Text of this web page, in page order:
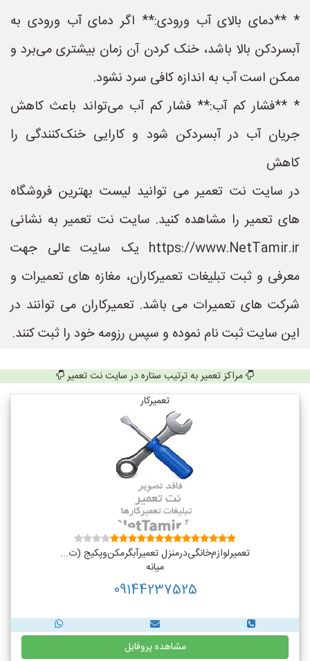
* **دمای بالای آب ورودی:** اگر دمای آب ورودی به
آبسردکن بالا باشد، خنک کردن آن زمان بیشتری می‌برد و
ممکن است آب به اندازه کافی سرد نشود.
* **فشار کم آب:** فشار کم آب می‌تواند باعث کاهش
جریان آب در آبسردکن شود و کارایی خنک‌کنندگی را
کاهش
در سایت نت تعمیر می توانید لیست بهترین فروشگاه
های تعمیر را مشاهده کنید. سایت نت تعمیر به نشانی
https://www.NetTamir.ir یک سایت عالی جهت
معرفی و ثبت تبلیغات تعمیرکاران، مغازه های تعمیرات و
شرکت های تعمیرات می باشد. تعمیرکاران می توانند در
این سایت ثبت نام نموده و سپس رزومه خود را ثبت کنند.
مراکز تعمیر به ترتیب ستاره در سایت نت تعمیر
تعمیرکار
تعمیر‌لوازم‌‌خانگی‌در‌منزل‌ تعمیر‌آبگرمکن‌وپکیج (ت...
میانه
09144237525
مشاهده پروفایل